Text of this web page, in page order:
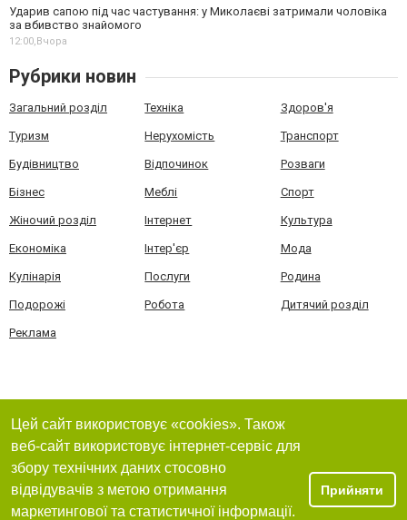
Ударив сапою під час частування: у Миколаєві затримали чоловіка
за вбивство знайомого
12:00, Вчора
Рубрики новин
Загальний розділ Техніка Здоров'я
Туризм Нерухомість Транспорт
Будівництво Відпочинок Розваги
Бізнес Меблі Спорт
Жіночий розділ Інтернет Культура
Економіка Інтер'єр Мода
Кулінарія Послуги Родина
Подорожі Робота Дитячий розділ
Реклама
Цей сайт використовує «cookies». Також
веб-сайт використовує інтернет-сервіс для
збору технічних даних стосовно
відвідувачів з метою отримання
маркетингової та статистичної інформації.
Прийняти